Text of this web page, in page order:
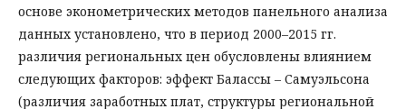
основе эконометрических методов панельного анализа
данных установлено, что в период 2000–2015 гг.
различия региональных цен обусловлены влиянием
следующих факторов: эффект Балассы – Самуэльсона
(различия заработных плат, структуры региональной